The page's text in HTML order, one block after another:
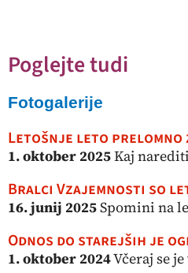
Poglejte tudi
Fotogalerije
Letošnje leto prelomno
1. oktober 2025Kaj
Bralci Vzajemnosti so
16. junij 2025Spomini na
Odnos do starejših je
1. oktober 2024Včeraj se